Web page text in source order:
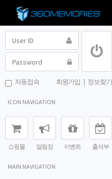
자동접속 회원가입 정보찾기
ICON NAVIGATION
쇼핑몰 알림장 이벤트 출석부
MAIN NAVIGATION